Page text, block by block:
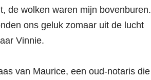
de wolken waren mijn bovenburen.
ons geluk zomaar uit de lucht
Vinnie.
van Maurice, een oud-notaris die